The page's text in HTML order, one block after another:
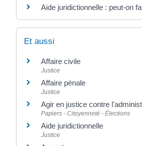
Aide juridictionnelle : peut-on
Et aussi
Affaire civile
Justice
Affaire pénale
Justice
Agir en justice contre
Papiers - Citoyenneté - Élections
Aide juridictionnelle
Justice